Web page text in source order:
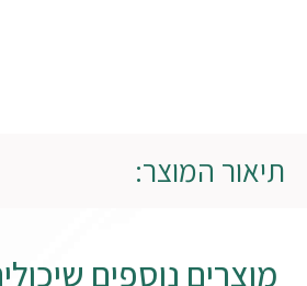
תיאור המוצר:
מוצרים נוספים